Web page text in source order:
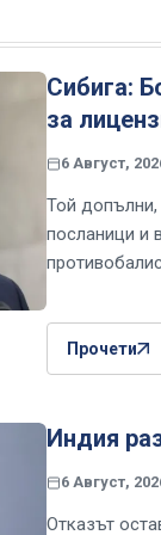
Сибига:
за
6 Август,
Той
посланици и
Прочети
Индия
6 Август,
Отказът